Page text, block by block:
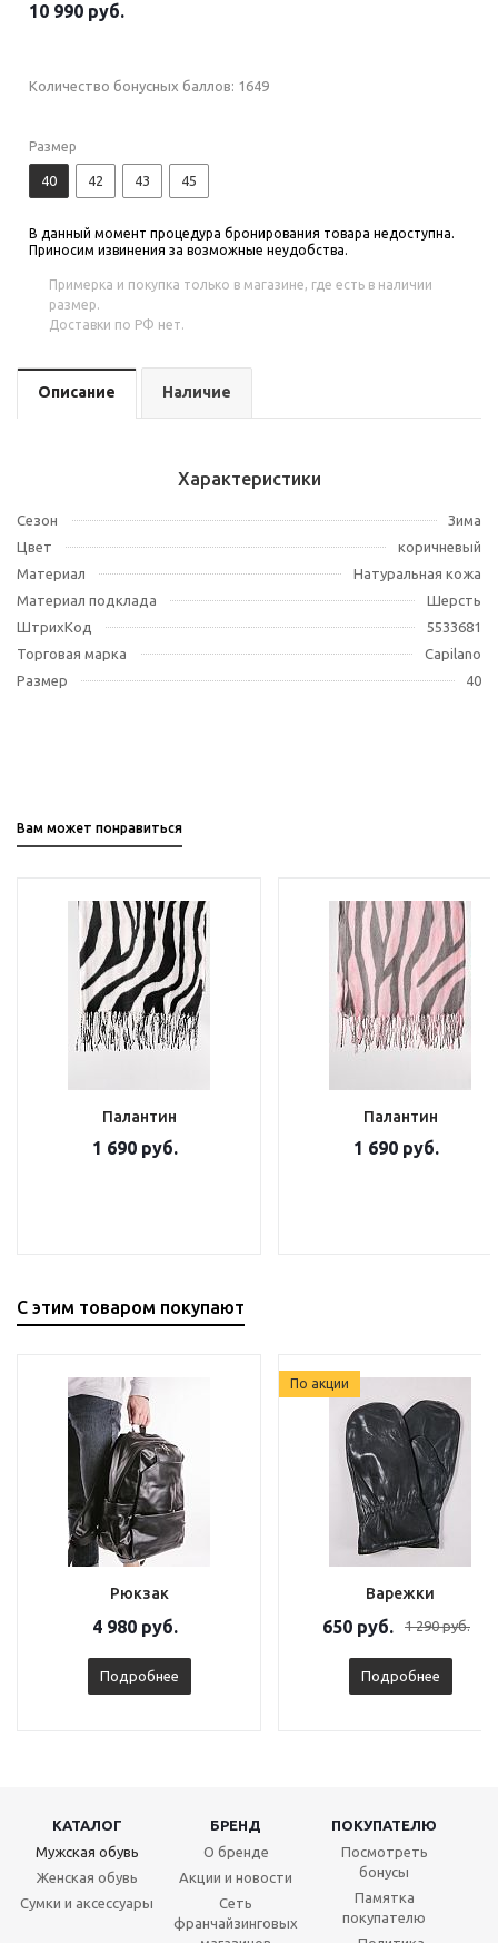
10 990 руб.
Количество бонусных баллов: 1649
Размер
40 42 43 45
В данный момент процедура бронирования товара недоступна.
Приносим извинения за возможные неудобства.
Примерка и покупка только в магазине, где есть в наличии
размер.
Доставки по РФ нет.
Описание Наличие
Характеристики
Сезон
Зима
Цвет
коричневый
Материал
Натуральная кожа
Материал подклада
Шерсть
ШтрихКод
5533681
Торговая марка
Capilano
Размер
40
Вам может понравиться
Палантин
1 690 руб.
Палантин
1 690 руб.
С этим товаром покупают
Рюкзак
4 980 руб.
Подробнее
По акции
Варежки
650 руб. 1 290 руб.
Подробнее
КАТАЛОГ БРЕНД
ПОКУПАТЕЛЮ
Мужская обувь
Женская обувь
Сумки и аксессуары
О бренде
Акции и новости
Сеть
франчайзинговых
Посмотреть
бонусы
Памятка
покупателю